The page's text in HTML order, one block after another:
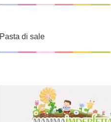
Pasta di sale